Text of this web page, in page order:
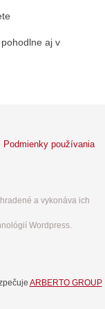
aj v
Podmienky používania
a vykonáva ich
Wordpress.
ARBERTO GROUP